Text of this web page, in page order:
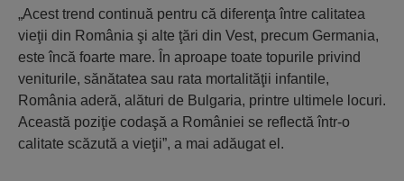
„Acest trend continuă pentru că diferenţa între calitatea
vieţii din România şi alte ţări din Vest, precum Germania,
este încă foarte mare. În aproape toate topurile privind
veniturile, sănătatea sau rata mortalităţii infantile,
România aderă, alături de Bulgaria, printre ultimele locuri.
Această poziţie codaşă a României se reflectă într-o
calitate scăzută a vieţii”, a mai adăugat el.